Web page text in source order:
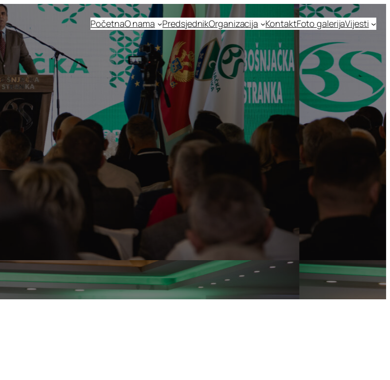
PočetnaO nama PredsjednikOrganizacija KontaktFoto galerijaVijesti